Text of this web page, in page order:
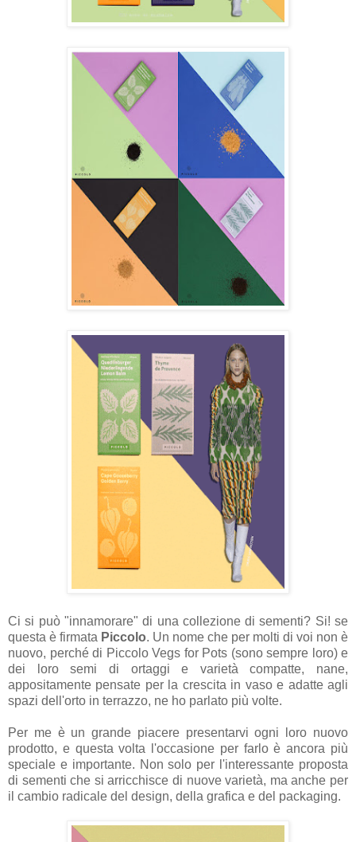
Ci si può "innamorare" di una collezione di sementi? Si! se
questa è firmata Piccolo. Un nome che per molti di voi non è
nuovo, perché di Piccolo Vegs for Pots (sono sempre loro) e
dei loro semi di ortaggi e varietà compatte, nane,
appositamente pensate per la crescita in vaso e adatte agli
spazi dell'orto in terrazzo, ne ho parlato più volte.
Per me è un grande piacere presentarvi ogni loro nuovo
prodotto, e questa volta l'occasione per farlo è ancora più
speciale e importante. Non solo per l'interessante proposta
di sementi che si arricchisce di nuove varietà, ma anche per
il cambio radicale del design, della grafica e del packaging.